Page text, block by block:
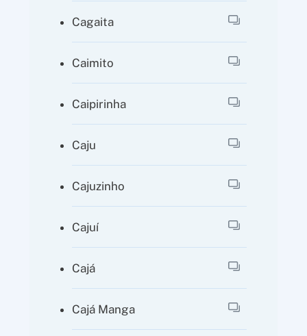
Cagaita
Caimito
Caipirinha
Caju
Cajuzinho
Cajuí
Cajá
Cajá Manga